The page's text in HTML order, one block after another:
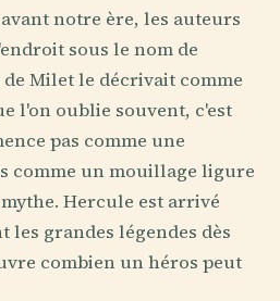
notre ère, les auteurs
sous le nom de
Milet le décrivait comme
l'on oublie souvent, c'est
pas comme une
comme un mouillage ligure
Hercule est arrivé
les grandes légendes dès
combien un héros peut